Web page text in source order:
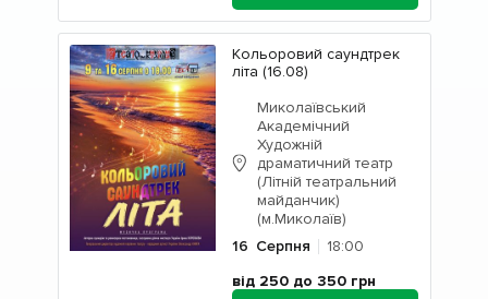
Кольоровий саундтрек
літа (16.08)
Миколаївський
Академічний
Художній
драматичний театр
(Літній театральний
майданчик)
(м.Миколаїв)
16 Серпня
18:00
від 250 до 350 грн